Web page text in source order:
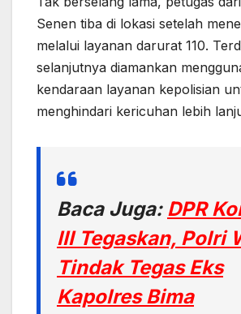
Senen tiba di lokasi setelah
melalui layanan darurat 110.
selanjutnya diamankan
kendaraan layanan kepolisian
menghindari kericuhan lebih
Baca Juga: DPR
III Tegaskan, Polri
Tindak Tegas Eks
Kapolres Bima